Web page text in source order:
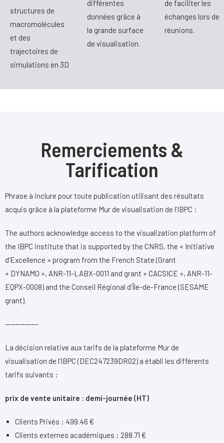
structures de
macromolécules
et des
trajectoires de
simulations en 3D
différentes
données grâce à
la grande surface
de visualisation.
de faciliter les
échanges lors de
réunions.
Remerciements &
Tarification
Phrase à inclure pour toute publication utilisant des résultats
acquis grâce à la plateforme Mur de visualisation de l’IBPC :
The authors acknowledge access to the visualization platform of
the IBPC institute that is supported by the CNRS, the « Initiative
d’Excellence » program from the French State (Grant
« DYNAMO », ANR-11-LABX-0011 and grant « CACSICE », ANR-11-
EQPX-0008) and the Conseil Régional d’Île-de-France (SESAME
grant).
——————–
La décision relative aux tarifs de la plateforme Mur de
visualisation de l’IBPC (DEC247239DR02) a établi les différents
tarifs suivants :
prix de vente unitaire : demi-journée (HT)
Clients Privés : 499.46 €
Clients externes académiques : 288.71 €